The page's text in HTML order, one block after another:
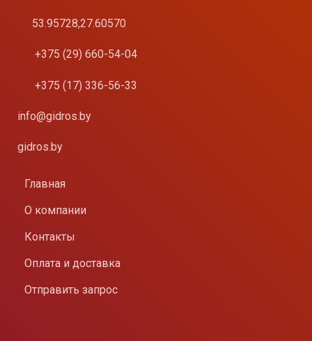
53.95728,27.60570
+375 (29) 660-54-04
+375 (17) 336-56-33
info@gidros.by
gidros.by
Главная
О компании
Контакты
Оплата и доставка
Отправить запрос